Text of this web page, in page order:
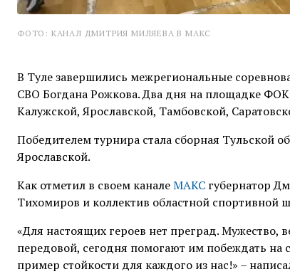
ФОТО: КАНАЛ ДМИТРИЯ МИЛЯЕВА В МАКС
В Туле завершились межрегиональные
СВО Богдана Рожкова. Два дня на площадке
Калужской, Ярославской, Тамбовской,
Победителем турнира стала сборная Тульской
Ярославской.
Как отметил в своем каналеМАКС губернатор
Тихомиров и коллектив областной спортивной
«Для настоящих героев нет преград. Мужество,
передовой, сегодня помогают им побеждать на
пример стойкости для каждого из нас!» –